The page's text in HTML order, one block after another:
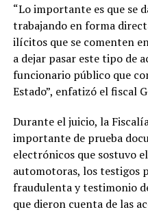
“Lo importante es que se
trabajando en forma
ilícitos que se comenten
a dejar pasar este tipo de
funcionario público que
Estado”, enfatizó el fiscal
Durante el juicio, la
importante de prueba
electrónicos que sostuvo
automotoras, los testigos
fraudulenta y testimonio
que dieron cuenta de las